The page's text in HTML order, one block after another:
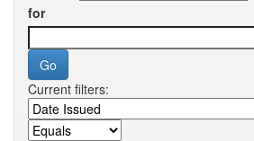
for
Current filters: